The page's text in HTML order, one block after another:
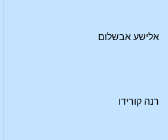
אלישע אבשלום
רנה קורידו